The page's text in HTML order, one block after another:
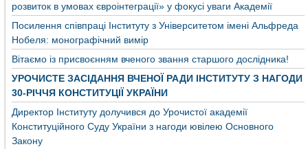
розвиток в умовах євроінтеграції» у фокусі уваги Академії
Посилення співпраці Інституту з Університетом імені Альфреда
Нобеля: монографічний вимір
Вітаємо із присвоєнням вченого звання старшого дослідника!
УРОЧИСТЕ ЗАСІДАННЯ ВЧЕНОЇ РАДИ ІНСТИТУТУ З НАГОДИ
30-РІЧЧЯ КОНСТИТУЦІЇ УКРАЇНИ
Директор Інституту долучився до Урочистої академії
Конституційного Суду України з нагоди ювілею Основного
Закону